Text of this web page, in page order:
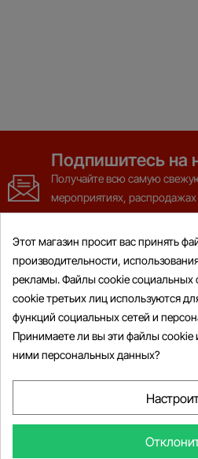
Подпишитесь на
Получайте всю самую
мероприятиях,
предложениях
Товары
Информация
Информация О Магазине
Этот магазин просит вас принять
производительности,
рекламы. Файлы cookie социальных
cookie третьих лиц используются
функций социальных сетей и
Принимаете ли вы эти файлы cookie
ними персональных данных?